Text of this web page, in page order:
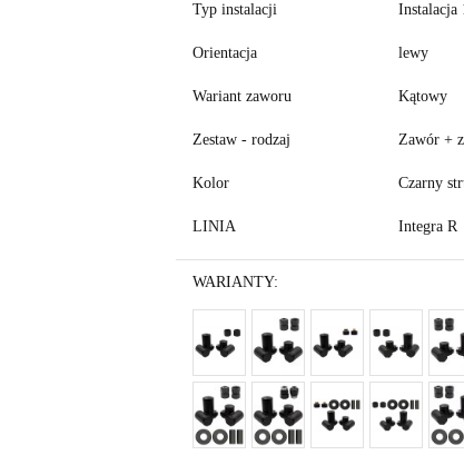
Typ instalacji Instalacja
Orientacja lewy
Wariant zaworu Kątowy
Zestaw - rodzaj Zawór +
Kolor Czarny
LINIA Integra R
WARIANTY: